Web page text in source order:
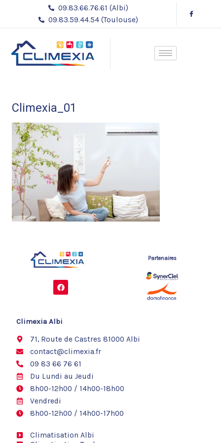
contenu
09.83.66.76.61 (Albi)
09.83.59.44.54 (Toulouse)
Climexia_01
F
a
c
o
Partenaires
Climexia Albi
71, Route de Castres 81000 Albi
contact@climexia.fr
09 83 66 76 61
Du Lundi au Jeudi
8h00-12h00 / 14h00-18h00
Vendredi
8h00-12h00 / 14h00-17h00
Climatisation Albi